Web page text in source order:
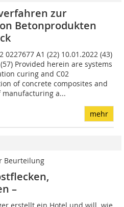
zur
Betonprodukten
0227677 A1 (22) 10.01.2022 (43)
Provided herein are systems
curing and C02
of concrete composites and
manufacturing a...
mehr
Beurteilung
–